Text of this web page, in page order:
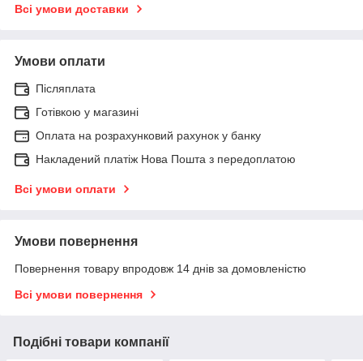
Всі умови доставки
Умови оплати
Післяплата
Готівкою у магазині
Оплата на розрахунковий рахунок у банку
Накладений платіж Нова Пошта з передоплатою
Всі умови оплати
Умови повернення
Повернення товару впродовж 14 днів за домовленістю
Всі умови повернення
Подібні товари компанії